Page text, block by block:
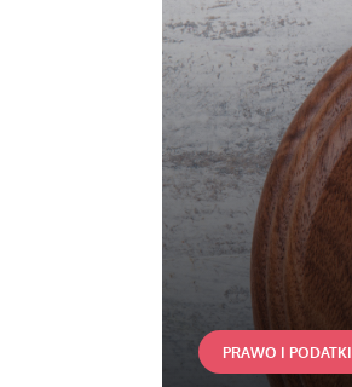
PRAWO I PODATKI